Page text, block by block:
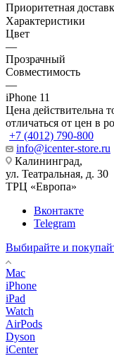
Приоритетная
Характеристики
Цвет
—
Прозрачный
Совместимость
—
iPhone 11
Цена действительна
отличаться от цен в
+7 (4012) 790-800
info@icenter-store.ru
Калининград,
ул. Театральная, д. 30
ТРЦ «Европа»
Вконтакте
Telegram
Выбирайте и
Mac
iPhone
iPad
Watch
AirPods
Dyson
iCenter